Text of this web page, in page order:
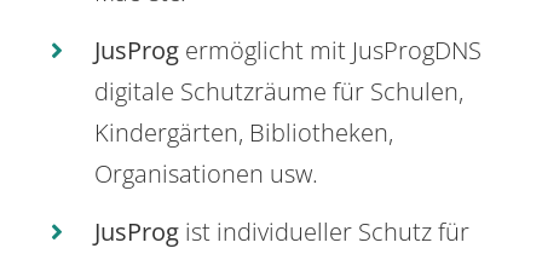
JusProg ermöglicht mit JusProgDNS
digitale Schutzräume für Schulen,
Kindergärten, Bibliotheken,
Organisationen usw.
JusProg ist individueller Schutz für